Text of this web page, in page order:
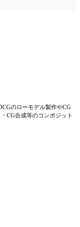
のローモデル製作やCG
CG合成等のコンポジット